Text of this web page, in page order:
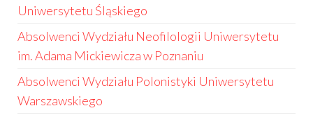
Uniwersytetu Śląskiego
Absolwenci Wydziału Neofilologii Uniwersytetu
im. Adama Mickiewicza w Poznaniu
Absolwenci Wydziału Polonistyki Uniwersytetu
Warszawskiego